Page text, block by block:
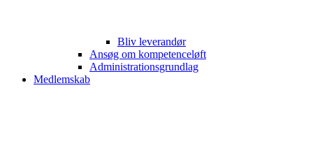
Bliv leverandør
Ansøg om kompetenceløft
Administrationsgrundlag
Medlemskab